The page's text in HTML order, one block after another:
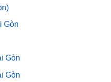
Gòn
Gòn
Gòn